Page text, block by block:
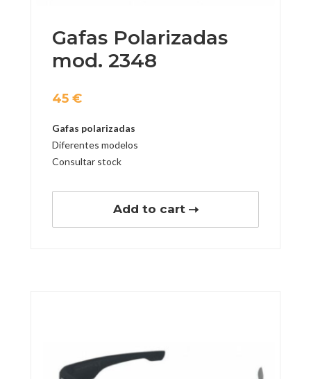
Gafas Polarizadas
mod. 2348
45 €
Gafas polarizadas
Diferentes modelos
Consultar stock
Add to cart